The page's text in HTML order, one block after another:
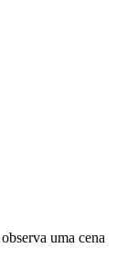
uma cena